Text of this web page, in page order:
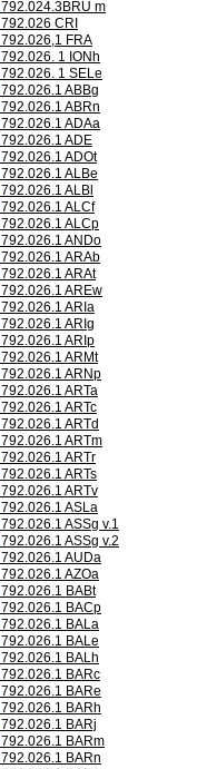
792.024.3BRU m
792.026 CRI
792.026,1 FRA
792.026. 1 IONh
792.026. 1 SELe
792.026.1 ABBg
792.026.1 ABRn
792.026.1 ADAa
792.026.1 ADE
792.026.1 ADOt
792.026.1 ALBe
792.026.1 ALBl
792.026.1 ALCf
792.026.1 ALCp
792.026.1 ANDo
792.026.1 ARAb
792.026.1 ARAt
792.026.1 AREw
792.026.1 ARIa
792.026.1 ARIg
792.026.1 ARIp
792.026.1 ARMt
792.026.1 ARNp
792.026.1 ARTa
792.026.1 ARTc
792.026.1 ARTd
792.026.1 ARTm
792.026.1 ARTr
792.026.1 ARTs
792.026.1 ARTv
792.026.1 ASLa
792.026.1 ASSg v.1
792.026.1 ASSg v.2
792.026.1 AUDa
792.026.1 AZOa
792.026.1 BABt
792.026.1 BACp
792.026.1 BALa
792.026.1 BALe
792.026.1 BALh
792.026.1 BARc
792.026.1 BARe
792.026.1 BARh
792.026.1 BARj
792.026.1 BARm
792.026.1 BARn